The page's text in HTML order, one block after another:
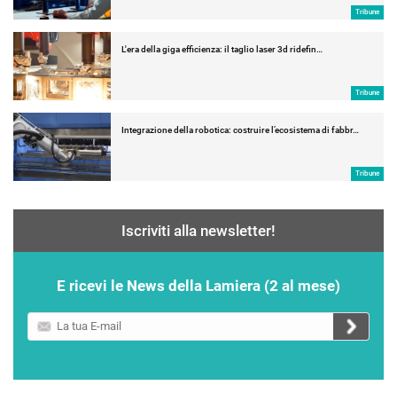
Tribune
L'era della giga efficienza: il taglio laser 3d ridefin…
Tribune
Integrazione della robotica: costruire l’ecosistema di fabbr…
Tribune
Iscriviti alla newsletter!
E ricevi le News della Lamiera (2 al mese)
La
tua